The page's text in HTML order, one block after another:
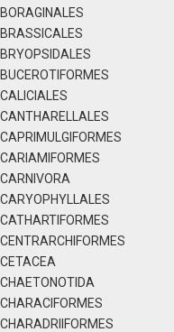
BORAGINALES
BRASSICALES
BRYOPSIDALES
BUCEROTIFORMES
CALICIALES
CANTHARELLALES
CAPRIMULGIFORMES
CARIAMIFORMES
CARNIVORA
CARYOPHYLLALES
CATHARTIFORMES
CENTRARCHIFORMES
CETACEA
CHAETONOTIDA
CHARACIFORMES
CHARADRIIFORMES